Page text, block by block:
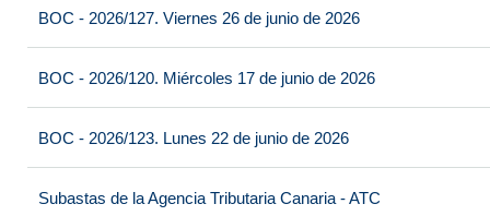
BOC - 2026/127. Viernes 26 de junio de 2026
BOC - 2026/120. Miércoles 17 de junio de 2026
BOC - 2026/123. Lunes 22 de junio de 2026
Subastas de la Agencia Tributaria Canaria - ATC